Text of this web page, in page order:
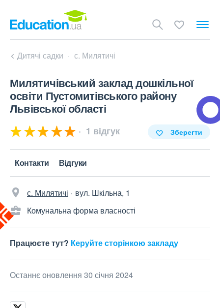
Дитячі садки с. Милятичі
Милятичівський заклад дошкільної
освіти Пустомитівського району
Львівської області
1 відгук Зберегти
Контакти Відгуки
с. Милятичі
вул. Шкільна, 1
Комунальна форма власності
Працюєте тут? Керуйте сторінкою закладу
Останнє оновлення 30 січня 2024